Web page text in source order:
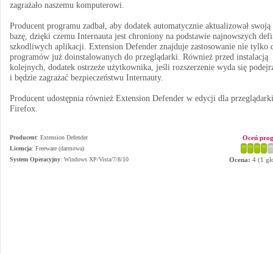
zagrażało naszemu komputerowi.
Producent programu zadbał, aby dodatek automatycznie aktualizował swoją
bazę, dzięki czemu Internauta jest chroniony na podstawie najnowszych
szkodliwych aplikacji. Extension Defender znajduje zastosowanie nie tylko
programów już doinstalowanych do przeglądarki. Również przed instalacją
kolejnych, dodatek ostrzeże użytkownika, jeśli rozszerzenie wyda się
i będzie zagrażać bezpieczeństwu Internauty.
Producent udostępnia również Extension Defender w edycji dla przeglądarki
Firefox.
Producent: Extension Defender
Licencja: Freeware (darmowa)
System Operacyjny: Windows XP/Vista/7/8/10
Oceń
Ocena: 4 (1